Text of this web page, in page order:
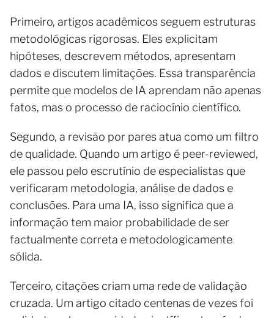
Primeiro, artigos acadêmicos seguem estruturas
metodológicas rigorosas. Eles explicitam
hipóteses, descrevem métodos, apresentam
dados e discutem limitações. Essa transparência
permite que modelos de IA aprendam não apenas
fatos, mas o processo de raciocínio científico.
Segundo, a revisão por pares atua como um filtro
de qualidade. Quando um artigo é peer-reviewed,
ele passou pelo escrutínio de especialistas que
verificaram metodologia, análise de dados e
conclusões. Para uma IA, isso significa que a
informação tem maior probabilidade de ser
factualmente correta e metodologicamente
sólida.
Terceiro, citações criam uma rede de validação
cruzada. Um artigo citado centenas de vezes foi